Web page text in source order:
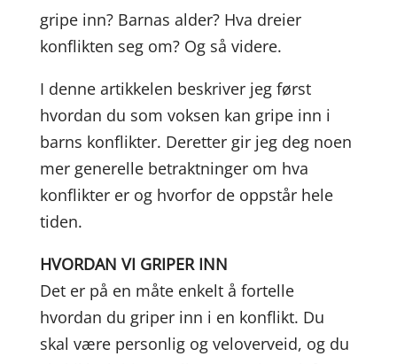
gripe inn? Barnas alder? Hva dreier
konflikten seg om? Og så videre.
I denne artikkelen beskriver jeg først
hvordan du som voksen kan gripe inn i
barns konflikter. Deretter gir jeg deg noen
mer generelle betraktninger om hva
konflikter er og hvorfor de oppstår hele
tiden.
HVORDAN VI GRIPER INN
Det er på en måte enkelt å fortelle
hvordan du griper inn i en konflikt. Du
skal være personlig og veloverveid, og du